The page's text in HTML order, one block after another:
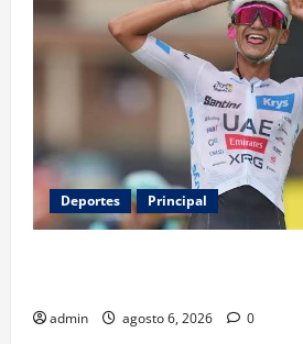
Deportes Principal
admin agosto 6, 2026 0